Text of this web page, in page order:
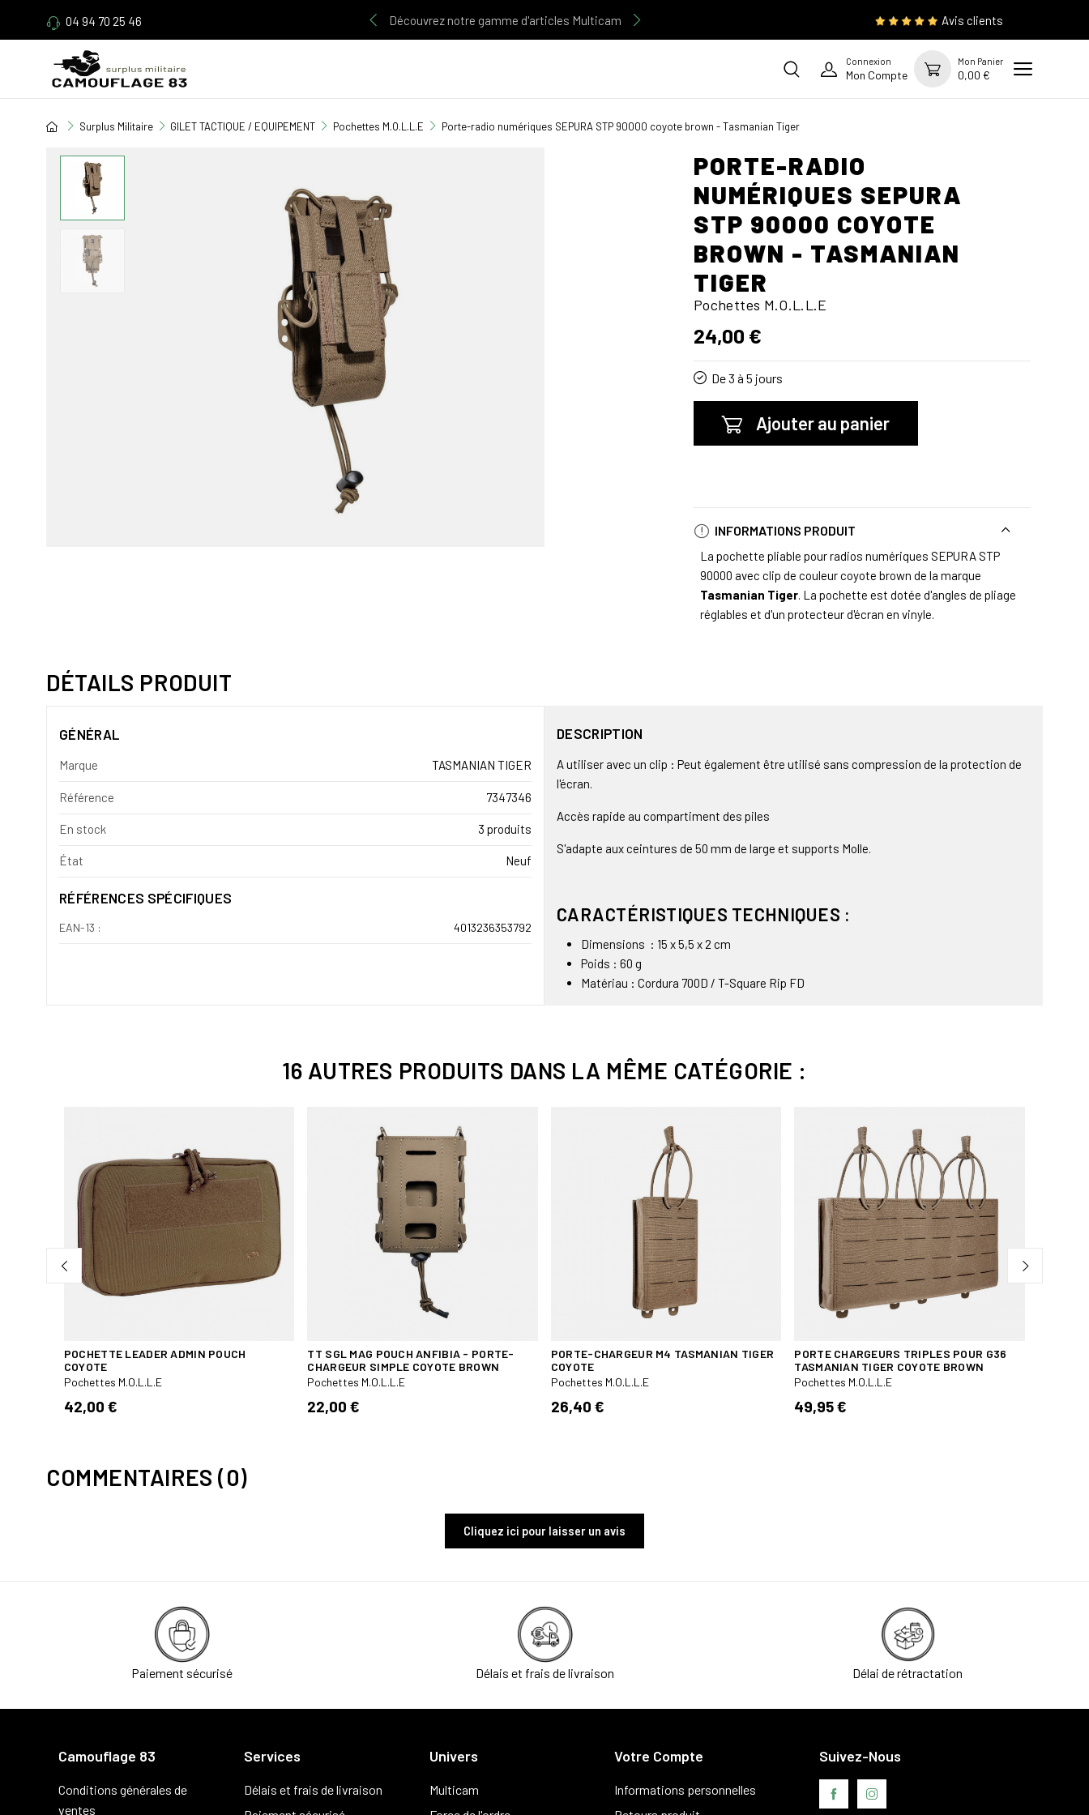
04 94 70 25 46 Découvrez notre gamme d'articles Multicam Avis clients
Connexion
Mon Compte
Mon Panier
0,00 €
Surplus Militaire GILET TACTIQUE / EQUIPEMENT Pochettes M.O.L.L.E Porte-radio numériques SEPURA STP 90000 coyote brown - Tasmanian Tiger
PORTE-RADIO
NUMÉRIQUES SEPURA
STP 90000 COYOTE
BROWN - TASMANIAN
TIGER
Pochettes M.O.L.L.E
24,00 €
De 3 à 5 jours
Ajouter au panier
INFORMATIONS PRODUIT
La pochette pliable pour radios numériques SEPURA STP
90000 avec clip de couleur coyote brown de la marque
Tasmanian Tiger. La pochette est dotée d'angles de pliage
réglables et d'un protecteur d'écran en vinyle.
DÉTAILS PRODUIT
GÉNÉRAL
Marque TASMANIAN TIGER
Référence 7347346
En stock 3 produits
État Neuf
RÉFÉRENCES SPÉCIFIQUES
EAN-13 : 4013236353792
DESCRIPTION
A utiliser avec un clip : Peut également être utilisé sans compression de la protection de
l'écran.
Accès rapide au compartiment des piles
S'adapte aux ceintures de 50 mm de large et supports Molle.
CARACTÉRISTIQUES TECHNIQUES :
Dimensions : 15 x 5,5 x 2 cm
Poids : 60 g
Matériau : Cordura 700D / T-Square Rip FD
16 AUTRES PRODUITS DANS LA MÊME CATÉGORIE :
POCHETTE LEADER ADMIN POUCH
COYOTE
Pochettes M.O.L.L.E
42,00 €
TT SGL MAG POUCH ANFIBIA - PORTE-
CHARGEUR SIMPLE COYOTE BROWN
Pochettes M.O.L.L.E
22,00 €
PORTE-CHARGEUR M4 TASMANIAN TIGER
COYOTE
Pochettes M.O.L.L.E
26,40 €
PORTE CHARGEURS TRIPLES POUR G36
TASMANIAN TIGER COYOTE BROWN
Pochettes M.O.L.L.E
49,95 €
COMMENTAIRES (0)
Cliquez ici pour laisser un avis
Paiement sécurisé Délais et frais de livraison Délai de rétractation
Camouflage 83
Conditions générales de
ventes
Services
Délais et frais de livraison
Univers
Multicam
Votre Compte
Informations personnelles
Suivez-Nous